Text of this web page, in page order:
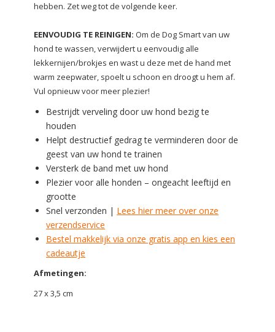
hebben. Zet weg tot de volgende keer.
EENVOUDIG TE REINIGEN: Om de Dog Smart van uw
hond te wassen, verwijdert u eenvoudig alle
lekkernijen/brokjes en wast u deze met de hand met
warm zeepwater, spoelt u schoon en droogt u hem af.
Vul opnieuw voor meer plezier!
Bestrijdt verveling door uw hond bezig te
houden
Helpt destructief gedrag te verminderen door de
geest van uw hond te trainen
Versterk de band met uw hond
Plezier voor alle honden – ongeacht leeftijd en
grootte
Snel verzonden | Lees hier meer over onze
verzendservice
Bestel makkelijk via onze gratis app en kies een
cadeautje
Afmetingen:
27 x 3,5 cm